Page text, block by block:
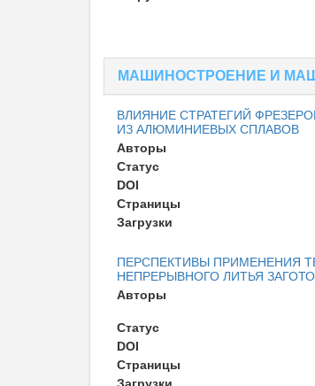
МАШИНОСТРОЕНИЕ И
ВЛИЯНИЕ СТРАТЕГИЙ
ИЗ АЛЮМИНИЕВЫХ СПЛАВОВ
Авторы
Статус
DOI
Страницы
Загрузки
ПЕРСПЕКТИВЫ ПРИМЕНЕНИЯ
НЕПРЕРЫВНОГО ЛИТЬЯ
Авторы
Статус
DOI
Страницы